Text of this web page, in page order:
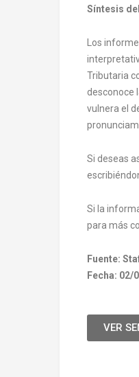
Síntesis
Los
Tributaria
desconoce
vulnera el
Si deseas
Si la
para más
Fuente:
Fecha: 02/
VER